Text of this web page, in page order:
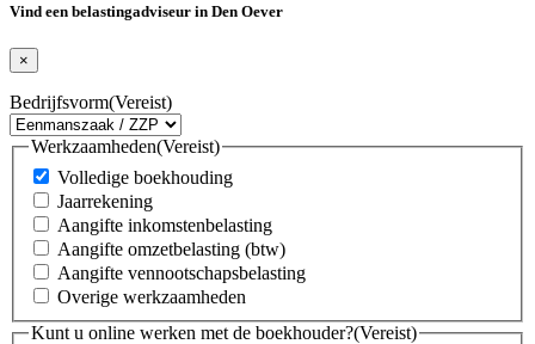
Vind een belastingadviseur in Den Oever
×
Bedrijfsvorm(Vereist)
Werkzaamheden(Vereist)
Volledige boekhouding
Jaarrekening
Aangifte inkomstenbelasting
Aangifte omzetbelasting (btw)
Aangifte vennootschapsbelasting
Overige werkzaamheden
Kunt u online werken met de boekhouder?(Vereist)